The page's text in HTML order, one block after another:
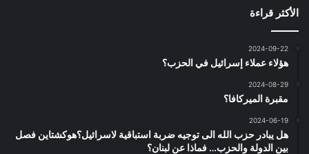
الأكثر قراءة
2024-09-22
هؤلاء عملاء إسرائيل في الحزب؟
2024-08-29
مقبرة الميركافا؟
2024-06-19
هل يبادر حزب الله الى توجيه ضربة استباقية لاسرائيل؟هوكشتاين فصل
بين الدولة والحزب… فماذا عن لبنان؟